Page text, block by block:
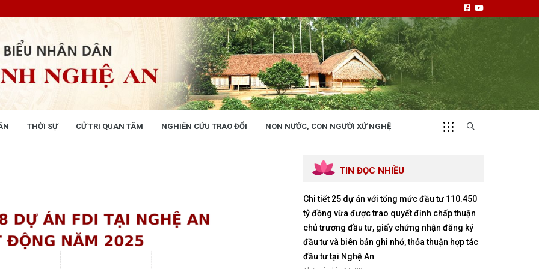
THỜI SỰ CỬ TRI QUAN TÂM NGHIÊN CỨU TRAO ĐỔI NON NƯỚC, CON NGƯỜI XỨ NGHỆ
sát, khảo sát
của HĐND tỉnh
Tiếng nói và hành động từ cấp xã
DỰNG CHÍNH SÁCH,
NHỊP CẦU ĐẦU TƯ
TIN ĐỌC NHIỀU
Chi tiết 25 dự án với tổng mức đầu tư 110.450
tỷ đồng vừa được trao quyết định chấp thuận
chủ trương đầu tư, giấy chứng nhận đăng ký
đầu tư và biên bản ghi nhớ, thỏa thuận hợp tác
đầu tư tại Nghệ An